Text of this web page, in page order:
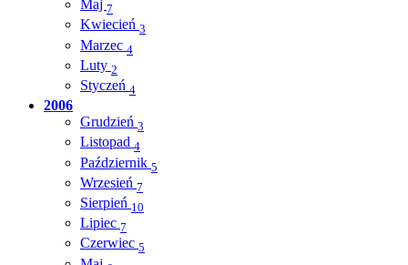
Maj 7
Kwiecień 3
Marzec 4
Luty 2
Styczeń 4
2006
Grudzień 3
Listopad 4
Październik 5
Wrzesień 7
Sierpień 10
Lipiec 7
Czerwiec 5